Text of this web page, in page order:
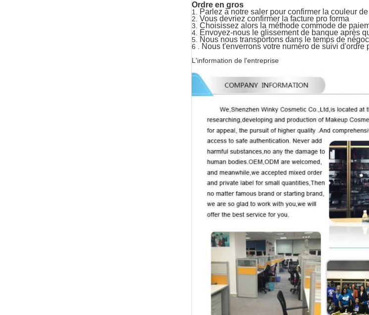
Ordre en gros
1. Parlez à notre saler pour confirmer la couleur
2. Vous devriez confirmer la facture pro forma
3. Choisissez alors la méthode commode de
4. Envoyez-nous le glissement de banque après
5. Nous nous transportons dans le temps de
6 . Nous t'enverrons votre numéro de suivi d'ordre
L'information de l'entreprise